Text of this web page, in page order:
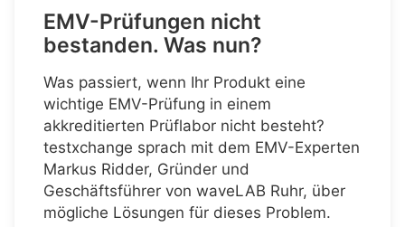
EMV-Prüfungen nicht
bestanden. Was nun?
Was passiert, wenn Ihr Produkt eine
wichtige EMV-Prüfung in einem
akkreditierten Prüflabor nicht besteht?
testxchange sprach mit dem EMV-Experten
Markus Ridder, Gründer und
Geschäftsführer von waveLAB Ruhr, über
mögliche Lösungen für dieses Problem.